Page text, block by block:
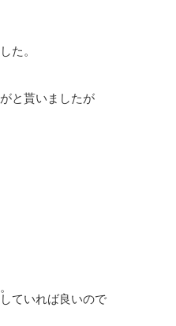
た。
と貰いましたが
ていれば良いので